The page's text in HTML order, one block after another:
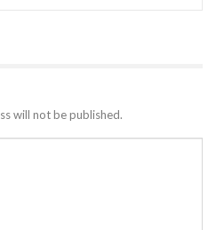
will not be published.